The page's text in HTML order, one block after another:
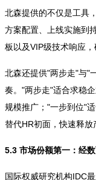
北森提供的不仅是工具
方案配置、上线实施到
板以及VIP级技术响应
北森还提供"两步走"与"
奏。"两步走"适合求稳
规模推广；"一步到位"
替代HR初面，快速释放
5.3 市场份额第一：经
国际权威研究机构IDC